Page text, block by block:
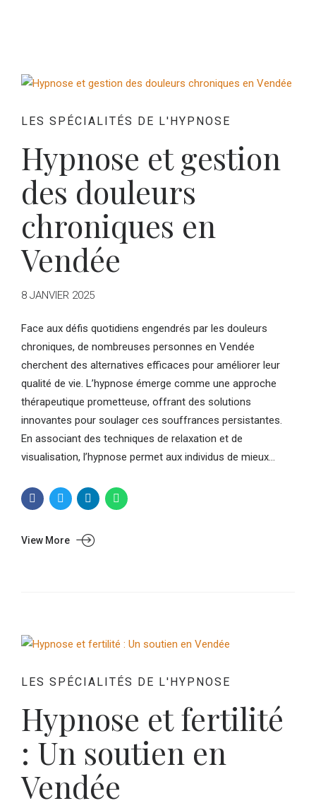
LES SPÉCIALITÉS DE L'HYPNOSE
Hypnose et gestion
des douleurs
chroniques en
Vendée
8 JANVIER 2025
Face aux défis quotidiens engendrés par les douleurs
chroniques, de nombreuses personnes en Vendée
cherchent des alternatives efficaces pour améliorer leur
qualité de vie. L’hypnose émerge comme une approche
thérapeutique prometteuse, offrant des solutions
innovantes pour soulager ces souffrances persistantes.
En associant des techniques de relaxation et de
visualisation, l’hypnose permet aux individus de mieux...
View More
LES SPÉCIALITÉS DE L'HYPNOSE
Hypnose et fertilité
: Un soutien en
Vendée